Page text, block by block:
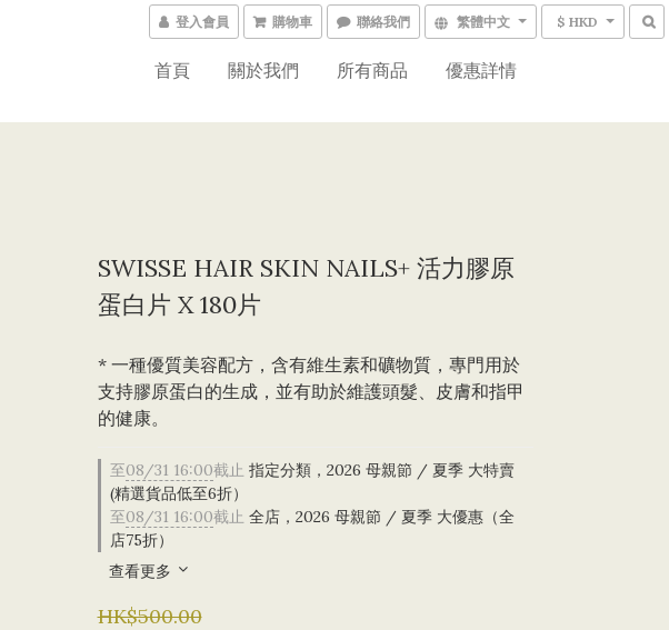
登入會員 購物車 聯絡我們 繁體中文 $ HKD
首頁 關於我們 所有商品 優惠詳情
SWISSE HAIR SKIN NAILS+ 活力膠原
蛋白片 X 180片
* 一種優質美容配方，含有維生素和礦物質，專門用於
支持膠原蛋白的生成，並有助於維護頭髮、皮膚和指甲
的健康。
至08/31 16:00截止 指定分類，2026 母親節 / 夏季 大特賣
(精選貨品低至6折）
至08/31 16:00截止 全店，2026 母親節 / 夏季 大優惠（全
店75折）
查看更多
HK$500.00